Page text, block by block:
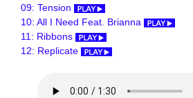
09: Tension
10: All I Need Feat. Brianna
11: Ribbons
12: Replicate